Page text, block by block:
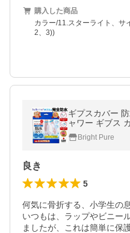
購入した商品
カラー/11.スターライト、サ
2、3))
ギプスカバー
ャワー ギブス
脚 肘 膝 ケガ 包
Bright Pure
良き
5
何気に骨折する、小学生の
いつもは、ラップやビニー
ましたが、これは簡単に保